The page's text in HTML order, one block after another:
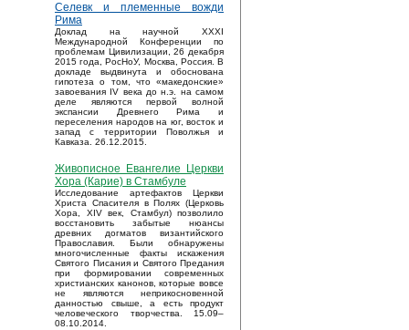
Селевк и племенные вожди
Рима
Доклад на научной XXXI
Международной Конференции по
проблемам Цивилизации, 26 декабря
2015 года, РосНоУ, Москва, Россия. В
докладе выдвинута и обоснована
гипотеза о том, что «македонские»
завоевания IV века до н.э. на самом
деле являются первой волной
экспансии Древнего Рима и
переселения народов на юг, восток и
запад с территории Поволжья и
Кавказа. 26.12.2015.
Живописное Евангелие Церкви
Хора (Карие) в Стамбуле
Исследование артефактов Церкви
Христа Спасителя в Полях (Церковь
Хора, XIV век, Стамбул) позволило
восстановить забытые нюансы
древних догматов византийского
Православия. Были обнаружены
многочисленные факты искажения
Святого Писания и Святого Предания
при формировании современных
христианских канонов, которые вовсе
не являются неприкосновенной
данностью свыше, а есть продукт
человеческого творчества. 15.09–
08.10.2014.